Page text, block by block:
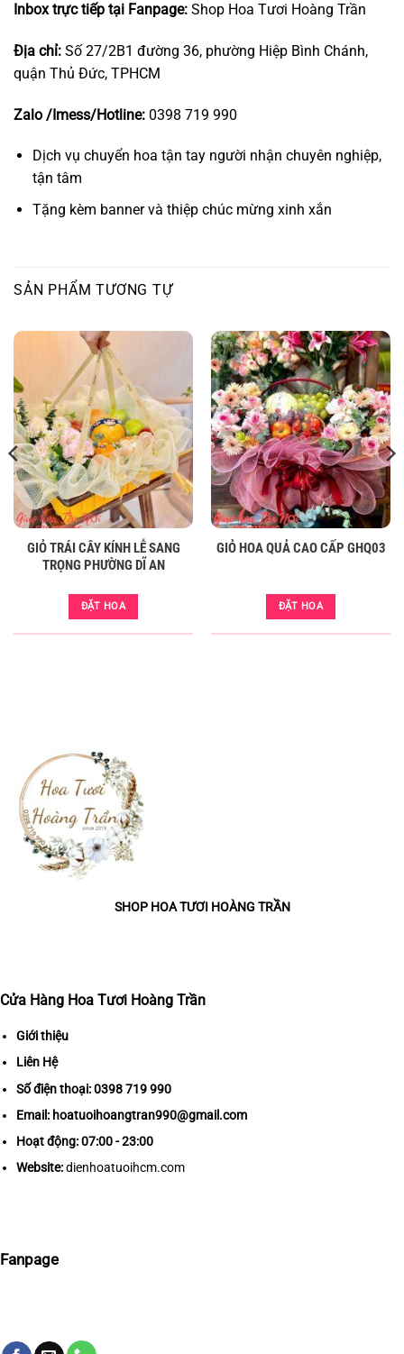
Inbox trực tiếp tại Fanpage: Shop Hoa Tươi Hoàng Trần
Địa chỉ: Số 27/2B1 đường 36, phường Hiệp Bình Chánh,
quận Thủ Đức, TPHCM
Zalo /Imess/Hotline: 0398 719 990
Dịch vụ chuyển hoa tận tay người nhận chuyên nghiệp,
tận tâm
Tặng kèm banner và thiệp chúc mừng xinh xắn
SẢN PHẨM TƯƠNG TỰ
GIỎ TRÁI CÂY KÍNH LỄ SANG
TRỌNG PHƯỜNG DĨ AN
ĐẶT HOA
GIỎ HOA QUẢ CAO CẤP GHQ03
ĐẶT HOA
SHOP HOA TƯƠI HOÀNG TRẦN
Cửa Hàng Hoa Tươi Hoàng Trần
Giới thiệu
Liên Hệ
Số điện thoại:0398 719 990
Email: hoatuoihoangtran990@gmail.com
Hoạt động: 07:00 - 23:00
Website: dienhoatuoihcm.com
Fanpage